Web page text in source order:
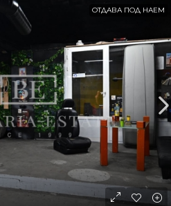
ОТДАВА ПОД НАЕМ